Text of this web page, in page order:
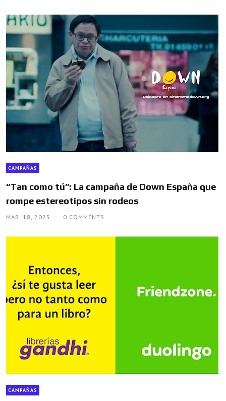
CAMPAÑAS
“Tan como tú”: La campaña de Down España que
rompe estereotipos sin rodeos
MAR. 18, 2025 0 COMMENTS
CAMPAÑAS